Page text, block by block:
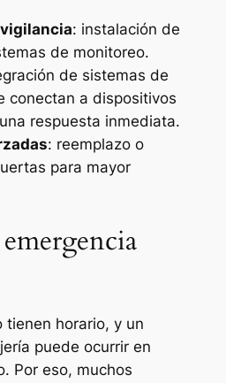
: instalación de
de monitoreo.
de sistemas de
conectan a dispositivos
respuesta inmediata.
: reemplazo o
para mayor
tienen horario, y un
puede ocurrir en
Por eso, muchos